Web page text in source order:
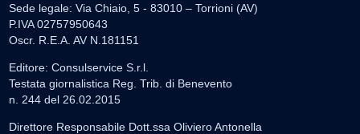
Sede legale: Via Chiaio, 5 - 83010 – Torrioni (AV)
P.IVA 02757950643
Oscr. R.E.A. AV N.181151
Editore: Consulservice S.r.l.
Testata giornalistica Reg. Trib. di Benevento
n. 244 del 26.02.2015
Direttore Responsabile Dott.ssa Oliviero Antonella